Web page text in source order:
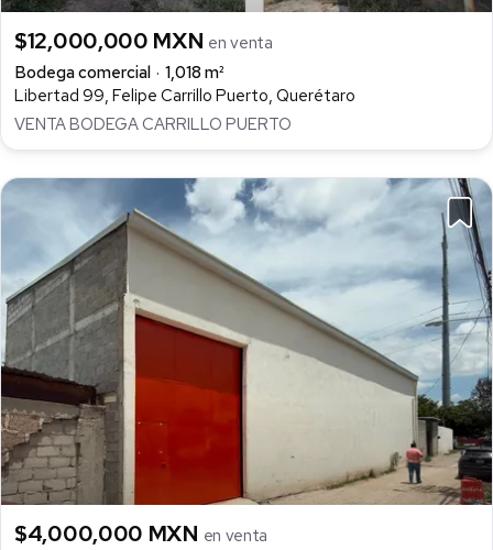
$12,000,000 MXN en venta
Bodega comercial
1,018 m²
Libertad 99, Felipe Carrillo Puerto, Querétaro
VENTA BODEGA CARRILLO PUERTO
$4,000,000 MXN en venta